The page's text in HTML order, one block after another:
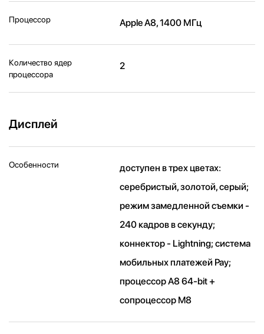
Процессор Apple A8, 1400 МГц
Количество ядер
процессора
2
Дисплей
Особенности
доступен в трех цветах:
серебристый, золотой, серый;
режим замедленной съемки -
240 кадров в секунду;
коннектор - Lightning; система
мобильных платежей Pay;
процессор A8 64-bit +
сопроцессор M8